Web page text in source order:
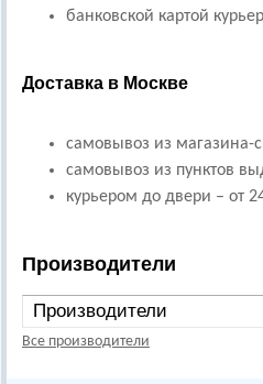
банковской картой
Доставка в Москве
самовывоз из магазина-
самовывоз из пунктов
курьером до двери – от
Производители
Все производители